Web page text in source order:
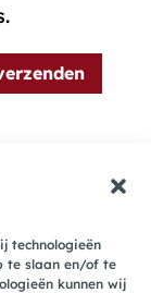
technologieën
te slaan en/of te
kunnen wij